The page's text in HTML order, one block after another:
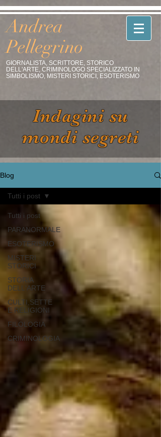
Andrea
Pellegrino
GIORNALISTA, SCRITTORE, STORICO
DELL'ARTE, CRIMINOLOGO SPECIALIZZATO IN
SIMBOLISMO, MISTERI STORICI, ESOTERISMO
Indagini su
mondi segreti
Blog
Tutti i post
PARANORMALE
ESOTERISMO
MISTERI
STORICI
STORIA
DELL'ARTE
CULTI,SETTE
E RELIGIONI
FILOLOGIA
CRIMINOLOGIA
Tutti i post